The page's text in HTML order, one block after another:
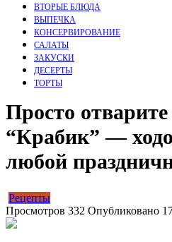
ВТОРЫЕ БЛЮДА
ВЫПЕЧКА
КОНСЕРВИРОВАНИЕ
САЛАТЫ
ЗАКУСКИ
ДЕСЕРТЫ
ТОРТЫ
Просто
“Крабик” —
любой
Рецепты
Просмотров 332 Опубликовано